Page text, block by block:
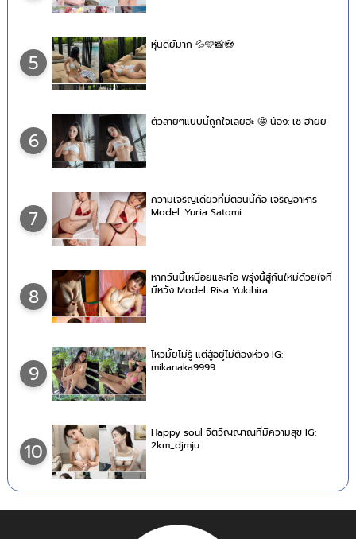
5
หุ่นดีย์มาก 💦🩵📸😍
6
ตัวลายๆแบบนี้ถูกใจเลยฮะ 🤩 น้อง: เซ ฮายย
7
ความเจริญเดียวที่มีตอนนี้คือ เจริญอาหาร
Model: Yuria Satomi
8
หากวันนี้เหนื่อยและท้อ พรุ่งนี้สู้กันใหม่ด้วยใจที่
มีหวัง Model: Risa Yukihira
9
ไหวมั้ยไม่รู้ แต่สู้อยู่ไม่ต้องห่วง IG:
mikanaka9999
10
Happy soul จิตวิญญาณที่มีความสุข IG:
2km_djmju